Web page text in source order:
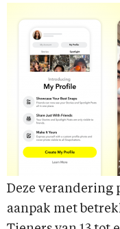
Deze verandering
aanpak met